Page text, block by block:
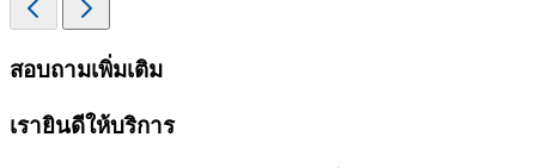
สอบถามเพิ่มเติม
เรายินดีให้บริการ